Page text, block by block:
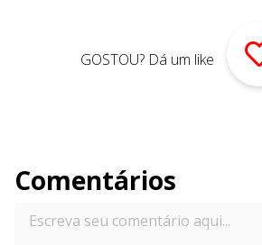
GOSTOU? Dá um like
Comentários